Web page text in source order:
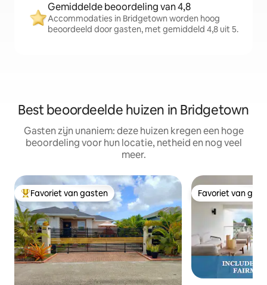
Gemiddelde beoordeling van 4,8
Accommodaties in Bridgetown worden hoog
beoordeeld door gasten, met gemiddeld 4,8 uit 5.
Best beoordeelde huizen in Bridgetown
Gasten zijn unaniem: deze huizen kregen een hoge
beoordeling voor hun locatie, netheid en nog veel
meer.
Topfavoriet van gasten
Favoriet van gasten Favoriet van
Favoriet van